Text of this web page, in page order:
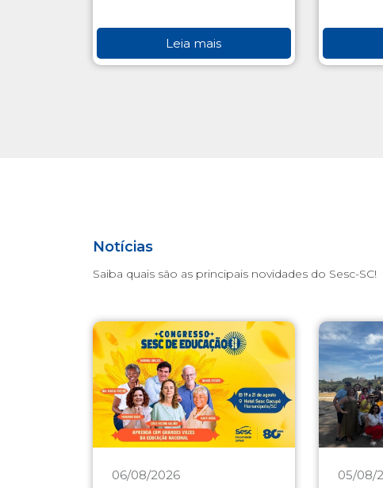
Leia mais
Notícias
Saiba quais são as principais novidades do Sesc-SC!
Educação
06/08/2026 05/08/